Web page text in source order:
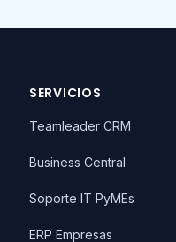
SERVICIOS
Teamleader CRM
Business Central
Soporte IT PyMEs
ERP Empresas